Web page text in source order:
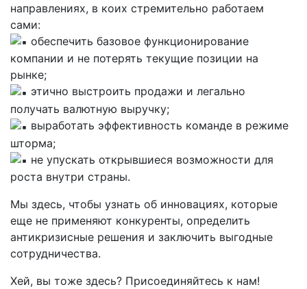
направлениях, в коих стремительно работаем
сами:
обеспечить базовое функционирование
компании и не потерять текущие позиции на
рынке;
этично выстроить продажи и легально
получать валютную выручку;
выработать эффективность команде в режиме
шторма;
не упускать открывшиеся возможности для
роста внутри страны.
Мы здесь, чтобы узнать об инновациях, которые
еще не применяют конкуренты, определить
антикризисные решения и заключить выгодные
сотрудничества.
Хей, вы тоже здесь? Присоединяйтесь к нам!